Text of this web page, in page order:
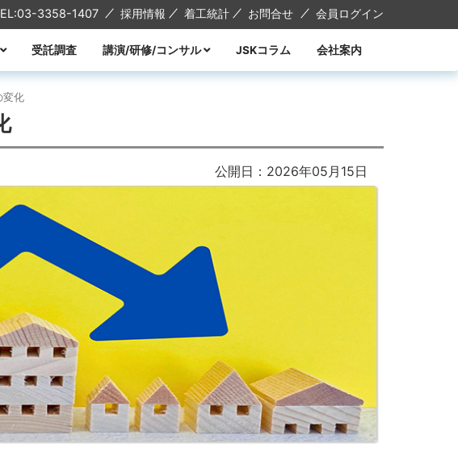
3358-1407 採用情報 着工統計 お問合せ 会員ログイン
受託調査 講演/研修/コンサル JSKコラム 会社案内
変化
公開日：2026年05月15日